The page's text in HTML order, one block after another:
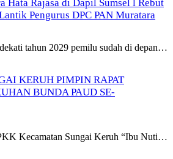
Hata Rajasa di Dapil Sumsel l Rebut
Pengurus DPC PAN Muratara
tahun 2029 pemilu sudah di depan…
KERUH PIMPIN RAPAT
BUNDA PAUD SE-
Kecamatan Sungai Keruh “Ibu Nuti…